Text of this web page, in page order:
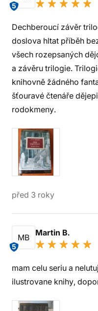
5
Dechberoucí závěr
doslova hltat příběh
všech rozepsaných
a závěru trilogie.
knihovně žádného
šťouravé čtenáře
rodokmeny.
před 3 roky
MB
5
Martin B.
mam celu seriu a
ilustrovane knihy,